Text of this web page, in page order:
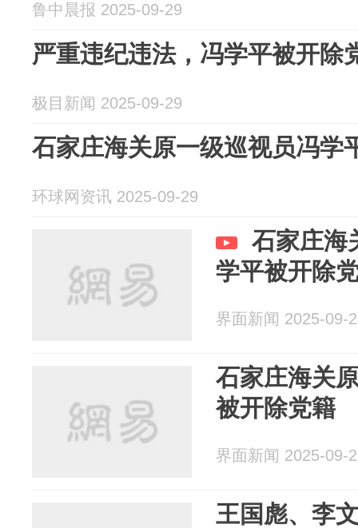
鲁中晨报 2025-09-29
严重违纪违法，冯学平被开除
极目新闻 2025-09-29
石家庄海关原一级巡视员冯学
环球网资讯 2025-09-29
石家庄海
学平被开除
界面新闻 2025-09-
石家庄海关
被开除党籍
界面新闻 2025-09-
王国彪、李